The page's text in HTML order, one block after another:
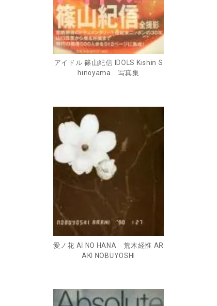
アイドル 篠山紀信 IDOLS Kishin S
hinoyama 写真集
愛ノ花 AI NO HANA 荒木経惟 AR
AKI NOBUYOSHI